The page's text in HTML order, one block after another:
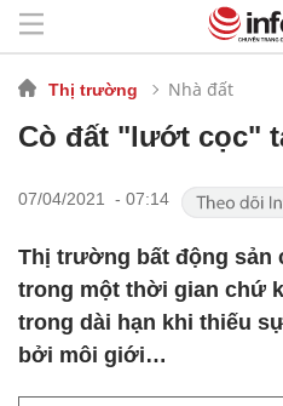
Thị trường Nhà đất
Cò đất "lướt cọc"
07/04/2021 - 07:14
Thị trường bất động sản
trong một thời gian chứ
trong dài hạn khi thiếu
bởi môi giới…